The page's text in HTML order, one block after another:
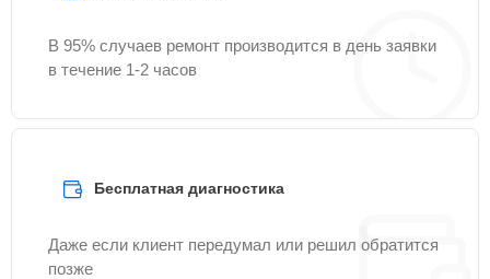
В 95% случаев ремонт производится в день заявки
в течение 1-2 часов
Бесплатная диагностика
Даже если клиент передумал или решил обратится
позже